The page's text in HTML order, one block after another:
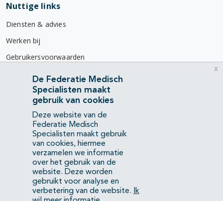
Nuttige links
Diensten & advies
Werken bij
Gebruikersvoorwaarden
Privacyverklaring
Contact
Mercatorlaan 1200
3528 BL Utrecht
(088) 505 34 34
info@richtlijnendatabase.nl
YouTubeLinkedIn
De Federatie Medisch
Specialisten maakt
gebruik van cookies
Deze website van de
Federatie Medisch
Specialisten maakt gebruik
van cookies, hiermee
verzamelen we informatie
over het gebruik van de
website. Deze worden
gebruikt voor analyse en
verbetering van de website.
Ik
x